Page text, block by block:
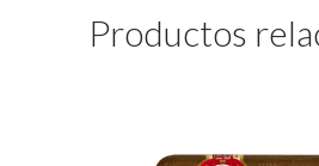
Productos